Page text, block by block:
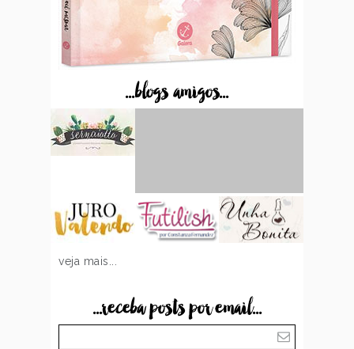
...blogs amigos...
veja mais...
...receba posts por email...